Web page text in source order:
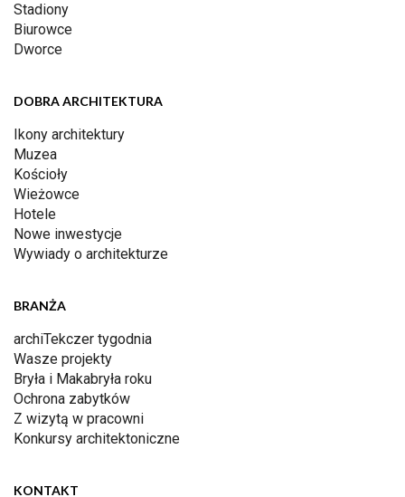
Stadiony
Biurowce
Dworce
DOBRA ARCHITEKTURA
Ikony architektury
Muzea
Kościoły
Wieżowce
Hotele
Nowe inwestycje
Wywiady o architekturze
BRANŻA
archiTekczer tygodnia
Wasze projekty
Bryła i Makabryła roku
Ochrona zabytków
Z wizytą w pracowni
Konkursy architektoniczne
KONTAKT